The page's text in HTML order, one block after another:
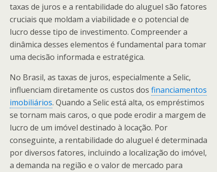
taxas de juros e a rentabilidade do aluguel são fatores
cruciais que moldam a viabilidade e o potencial de
lucro desse tipo de investimento. Compreender a
dinâmica desses elementos é fundamental para tomar
uma decisão informada e estratégica.
No Brasil, as taxas de juros, especialmente a Selic,
influenciam diretamente os custos dos financiamentos
imobiliários. Quando a Selic está alta, os empréstimos
se tornam mais caros, o que pode erodir a margem de
lucro de um imóvel destinado à locação. Por
conseguinte, a rentabilidade do aluguel é determinada
por diversos fatores, incluindo a localização do imóvel,
a demanda na região e o valor de mercado para